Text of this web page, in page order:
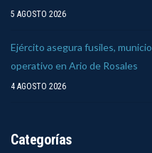
5 AGOSTO 2026
Ejército asegura fusiles,
operativo en Ario de Rosales
4 AGOSTO 2026
Categorías